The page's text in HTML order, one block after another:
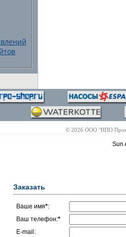
© 2026 ООО "НПО
Sun
Заказать
Ваше имя*:
Ваш телефон:*
E-mail: